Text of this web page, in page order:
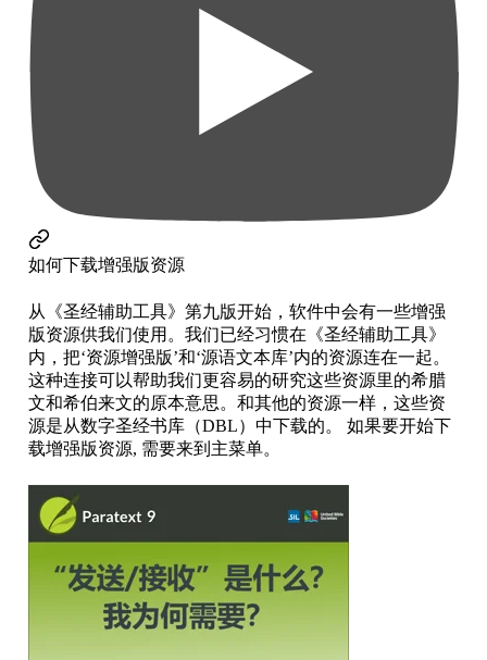
如何下载增强版资源
从《圣经辅助工具》第九版开始，软件中会有一些增强
版资源供我们使用。我们已经习惯在《圣经辅助工具》
内，把‘资源增强版’和‘源语文本库’内的资源连在一起。
这种连接可以帮助我们更容易的研究这些资源里的希腊
文和希伯来文的原本意思。和其他的资源一样，这些资
源是从数字圣经书库（DBL）中下载的。 如果要开始下
载增强版资源, 需要来到主菜单。